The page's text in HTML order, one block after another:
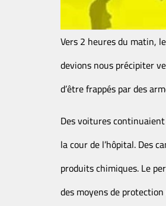
Vers 2 heures du matin,
devions nous précipiter
d’être frappés par des
Des voitures continuaient
la cour de l’hôpital. Des
produits chimiques. Le
des moyens de